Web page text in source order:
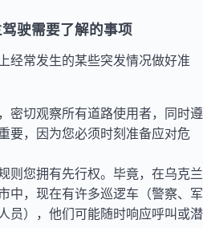
驶需要了解的事项
经常发生的某些突发情况做好准
密切观察所有道路使用者，同时遵
要，因为您必须时刻准备应对危
则您拥有先行权。毕竟，在乌克兰
中，现在有许多巡逻车（警察、军
员），他们可能随时响应呼叫或潜